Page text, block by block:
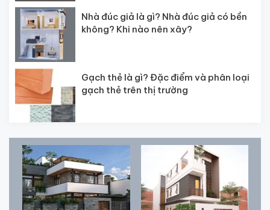
Nhà đúc giả là gì? Nhà đúc giả có bền
không? Khi nào nên xây?
Gạch thẻ là gì? Đặc điểm và phân loại
gạch thẻ trên thị trường